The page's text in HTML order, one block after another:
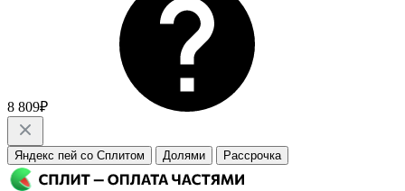
8 809₽
Яндекс пей со Сплитом Долями Рассрочка